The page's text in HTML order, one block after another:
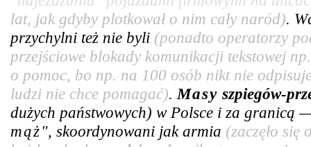
lat, jak gdyby plotkował o nim cały naród).
przychylni też nie byli (ponadto operatorzy
przejściowe blokady komunikacji tekstowej
o pomoc, bo np. na 100 osób nikt nie
ludzi nie chce pomagać). Masy szpiegów-
dużych państwowych) w Polsce i za granicą
mąż", skoordynowani jak armia (zaczęło się